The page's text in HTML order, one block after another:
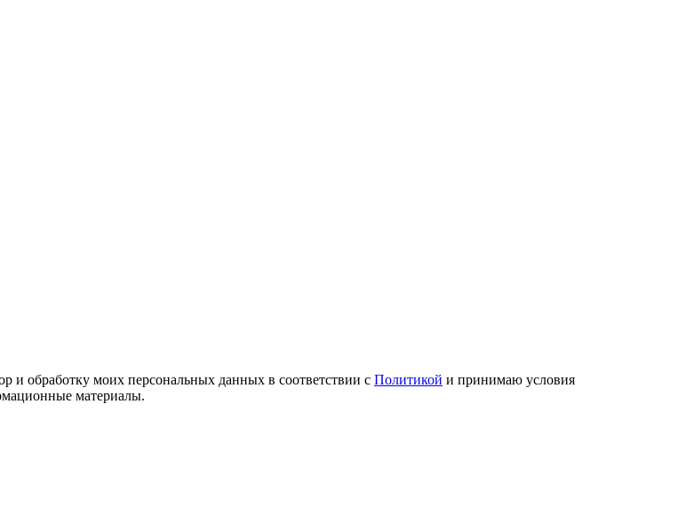
и обработку моих персональных данных в соответствии с Политикой и принимаю условия
материалы.